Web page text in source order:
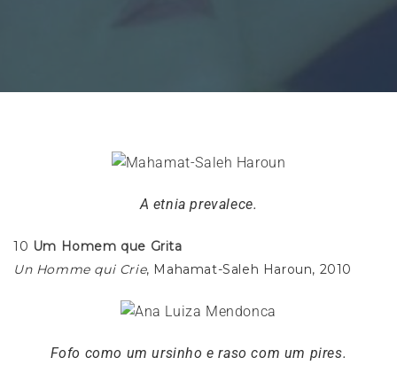
A etnia prevalece.
10 Um Homem que Grita
Un Homme qui Crie, Mahamat-Saleh Haroun, 2010
Fofo como um ursinho e raso com um pires.